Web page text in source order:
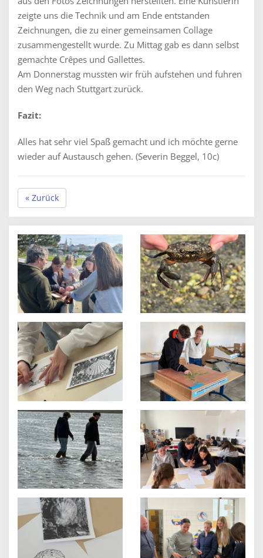
zeigte uns die Technik und am Ende entstanden
Zeichnungen, die zu einer gemeinsamen Collage
zusammengestellt wurde. Zu Mittag gab es dann selbst
gemachte Crêpes und Gallettes.
Am Donnerstag mussten wir früh aufstehen und fuhren
den Weg nach Stuttgart zurück.
Fazit:
Alles hat sehr viel Spaß gemacht und ich möchte gerne
wieder auf Austausch gehen. (Severin Beggel, 10c)
« Zurück